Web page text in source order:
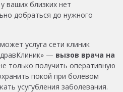
ваших близких нет
добраться до нужного
услуга сети клиник
— вызов врача на
только получить оперативную
покой при болевом
усугубления заболевания.